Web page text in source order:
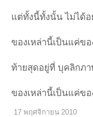
แต่ทั้งนี้ทั้งนั้น ไม่ได้อ
ของเหล่านี้เป็นแค่ข
ท้ายสุดอยู่ที่ บุคลิกภา
ของเหล่านี้เป็นแค่ข
17 พฤศจิกายน 2010